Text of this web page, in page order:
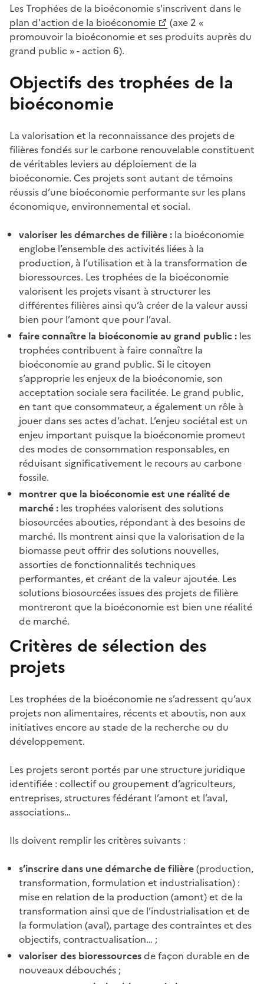
Les Trophées de la bioéconomie s'inscrivent dans le
plan d'action de la bioéconomie
(axe 2 «
promouvoir la bioéconomie et ses produits auprès du
grand public » - action 6).
Objectifs des trophées de la
bioéconomie
La valorisation et la reconnaissance des projets de
filières fondés sur le carbone renouvelable constituent
de véritables leviers au déploiement de la
bioéconomie. Ces projets sont autant de témoins
réussis d’une bioéconomie performante sur les plans
économique, environnemental et social.
valoriser les démarches de filière : la bioéconomie
englobe l’ensemble des activités liées à la
production, à l’utilisation et à la transformation de
bioressources. Les trophées de la bioéconomie
valorisent les projets visant à structurer les
différentes filières ainsi qu’à créer de la valeur aussi
bien pour l’amont que pour l’aval.
faire connaître la bioéconomie au grand public : les
trophées contribuent à faire connaître la
bioéconomie au grand public. Si le citoyen
s’approprie les enjeux de la bioéconomie, son
acceptation sociale sera facilitée. Le grand public,
en tant que consommateur, a également un rôle à
jouer dans ses actes d’achat. L’enjeu sociétal est un
enjeu important puisque la bioéconomie promeut
des modes de consommation responsables, en
réduisant significativement le recours au carbone
fossile.
montrer que la bioéconomie est une réalité de
marché : les trophées valorisent des solutions
biosourcées abouties, répondant à des besoins de
marché. Ils montrent ainsi que la valorisation de la
biomasse peut offrir des solutions nouvelles,
assorties de fonctionnalités techniques
performantes, et créant de la valeur ajoutée. Les
solutions biosourcées issues des projets de filière
montreront que la bioéconomie est bien une réalité
de marché.
Critères de sélection des
projets
Les trophées de la bioéconomie ne s’adressent qu’aux
projets non alimentaires, récents et aboutis, non aux
initiatives encore au stade de la recherche ou du
développement.
Les projets seront portés par une structure juridique
identifiée : collectif ou groupement d’agriculteurs,
entreprises, structures fédérant l’amont et l’aval,
associations…
Ils doivent remplir les critères suivants :
s’inscrire dans une démarche de filière(production,
transformation, formulation et industrialisation) :
mise en relation de la production (amont) et de la
transformation ainsi que de l’industrialisation et de
la formulation (aval), partage des contraintes et des
objectifs, contractualisation… ;
valoriser des bioressourcesde façon durable en de
nouveaux débouchés ;